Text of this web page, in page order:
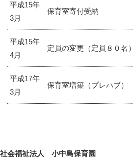
平成15年
3月
保育室寄付受納
平成15年
4月
定員の変更（定員８０名）
平成17年
3月
保育室増築（プレハブ）
社会福祉法人 小中島保育園